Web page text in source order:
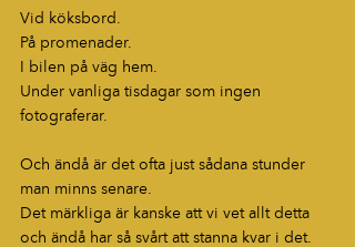
Vid köksbord.
På promenader.
I bilen på väg hem.
Under vanliga tisdagar som ingen
fotograferar.
Och ändå är det ofta just sådana stunder
man minns senare.
Det märkliga är kanske att vi vet allt detta
och ändå har så svårt att stanna kvar i det.